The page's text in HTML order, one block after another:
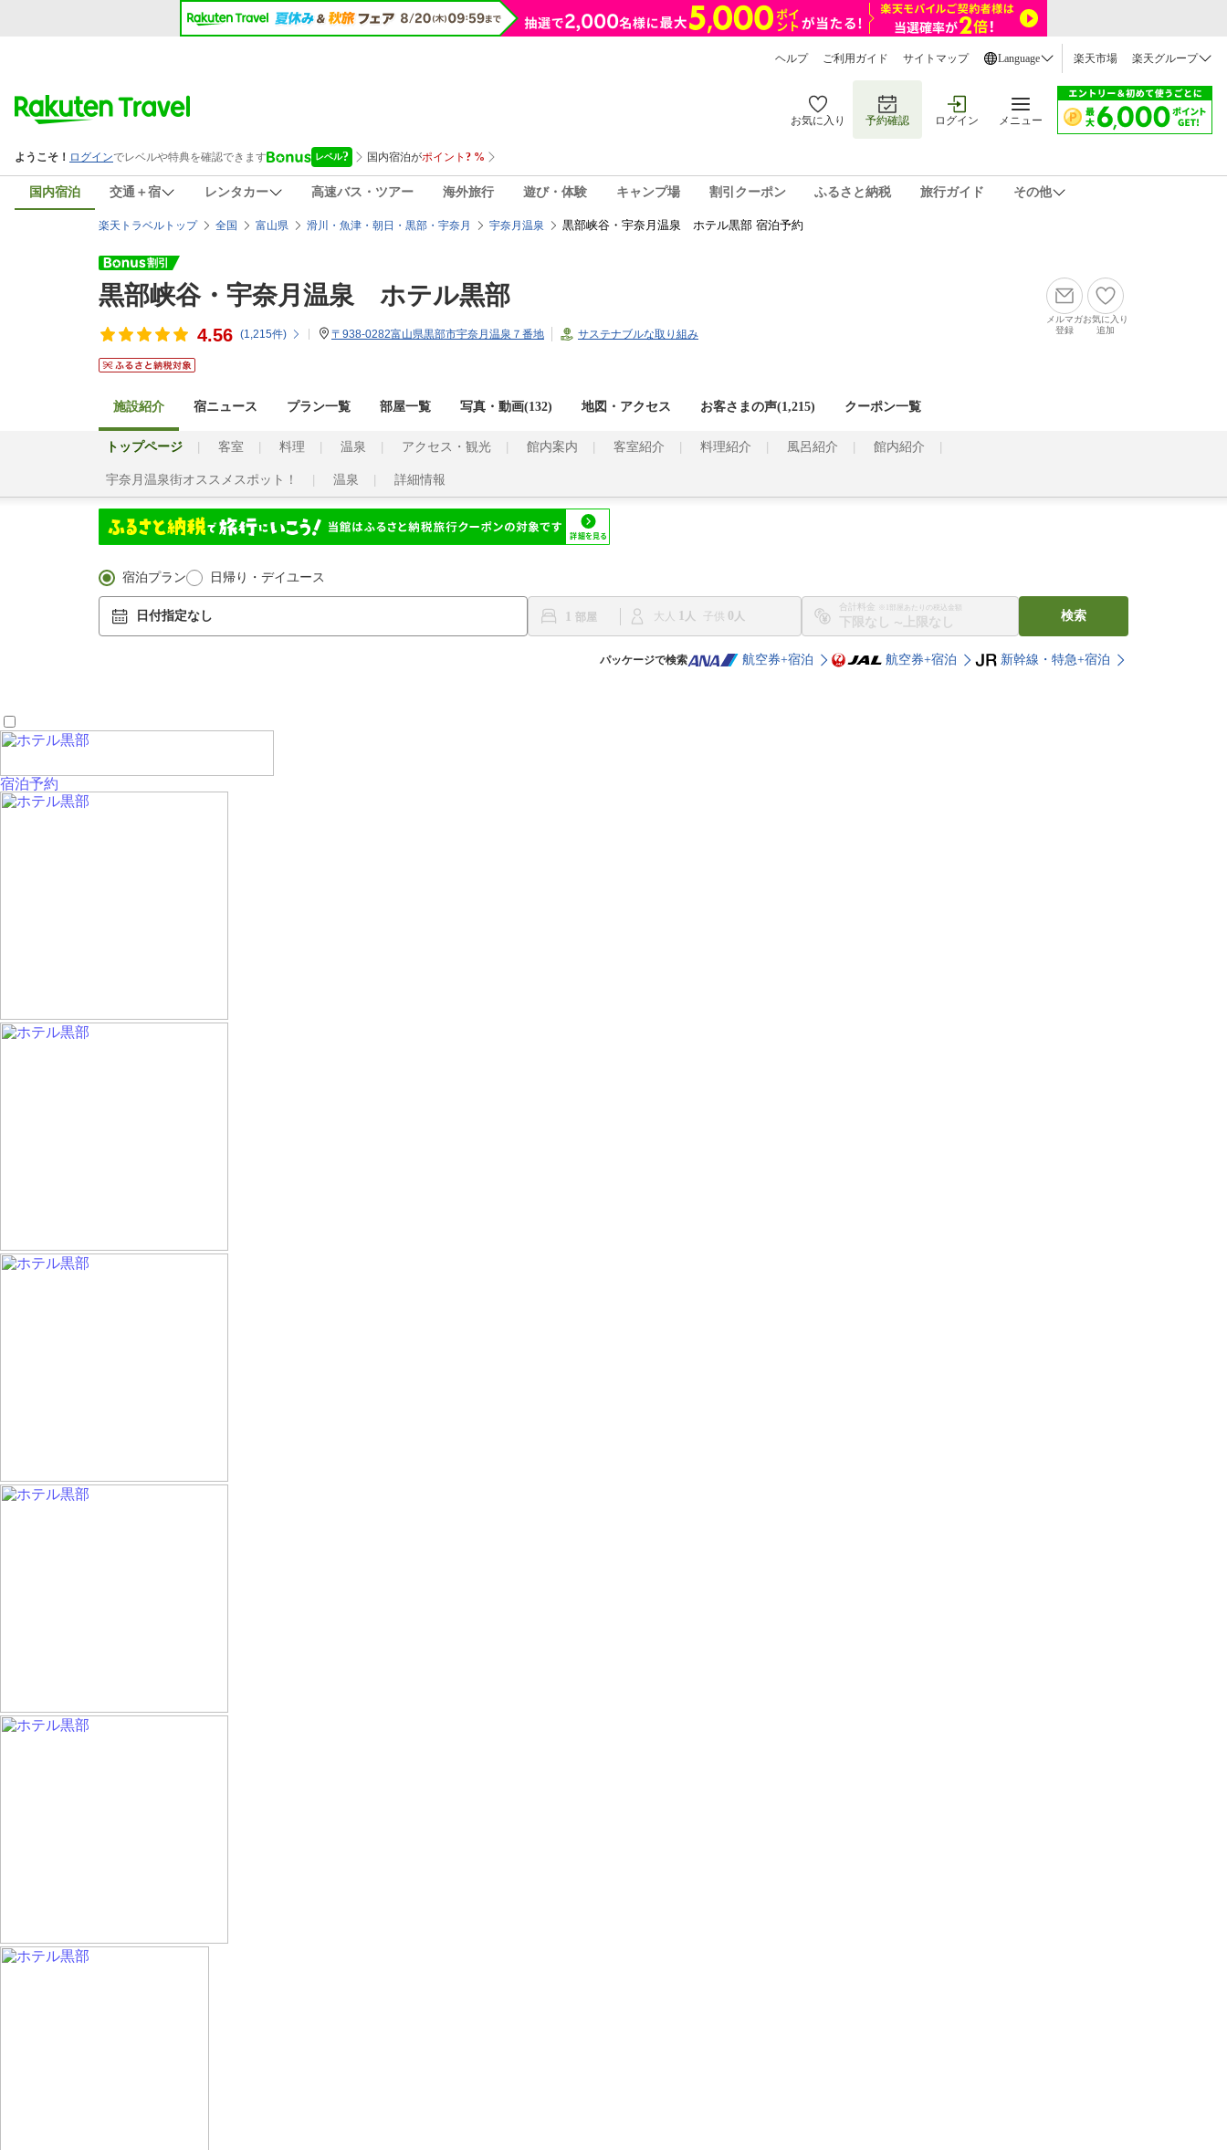
ヘルプ ご利用ガイド サイトマップ Language 楽天市場 楽天グループ
お気に入り 予約確認 ログイン メニュー
国内宿泊 交通＋宿 レンタカー 高速バス・ツアー 海外旅行 遊び・体験 キャンプ場 割引クーポン ふるさと納税 旅行ガイド その他
楽天トラベルトップ 全国 富山県 滑川・魚津・朝日・黒部・宇奈月 宇奈月温泉 黒部峡谷・宇奈月温泉 ホテル黒部 宿泊予約
黒部峡谷・宇奈月温泉 ホテル黒部
4.56 (1,215件) 〒938-0282富山県黒部市宇奈月温泉７番地 サステナブルな取り組み
メルマガ
登録
お気に入り
追加
施設紹介 宿ニュース プラン一覧 部屋一覧 写真・動画(132) 地図・アクセス お客さまの声(1,215) クーポン一覧
トップページ 客室 料理 温泉 アクセス・観光 館内案内 客室紹介 料理紹介 風呂紹介 館内紹介
宇奈月温泉街オススメスポット！ 温泉 詳細情報
宿泊プラン 日帰り・デイユース
日付指定なし 1 大人 1 子供 0
合計料金 ※1部屋あたりの税込金額
〜
検索
パッケージで検索 航空券+宿泊 航空券+宿泊 新幹線・特急+宿泊
宿泊予約